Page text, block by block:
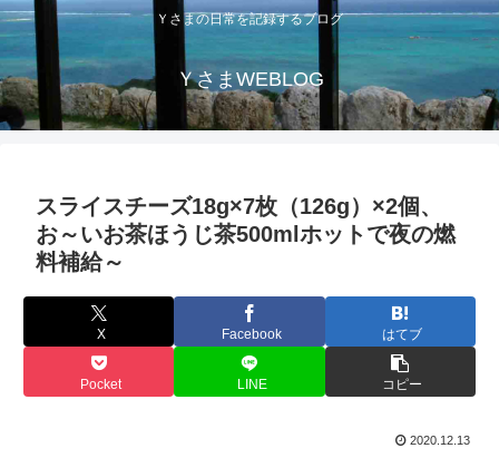
Ｙさまの日常を記録するブログ
ＹさまWEBLOG
スライスチーズ18g×7枚（126g）×2個、
お～いお茶ほうじ茶500mlホットで夜の燃
料補給～
X Facebook はてブ
Pocket LINE コピー
2020.12.13